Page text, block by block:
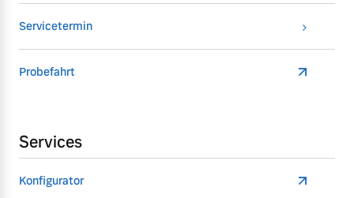
Servicetermin
Probefahrt
Services
Konfigurator